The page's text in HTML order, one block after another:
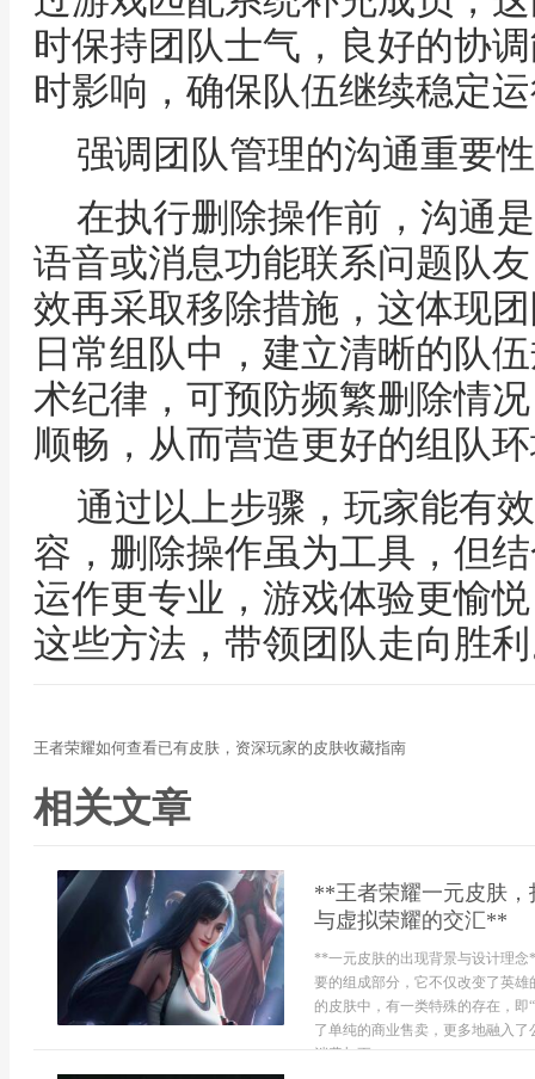
时保持团队士气，良好的协
时影响，确保队伍继续稳定
强调团队管理的沟通重要性
在执行删除操作前，沟通
语音或消息功能联系问题队
效再采取移除措施，这体现
日常组队中，建立清晰的队
术纪律，可预防频繁删除情
顺畅，从而营造更好的组队
通过以上步骤，玩家能有
容，删除操作虽为工具，但
运作更专业，游戏体验更愉
这些方法，带领团队走向胜
王者荣耀如何查看已有皮肤，资深玩家的皮肤收藏指南
相关文章
**王者荣耀一元皮肤
与虚拟荣耀的交汇**
**一元皮肤的出现背景与设计理
要的组成部分，它不仅改变了英
的皮肤中，有一类特殊的存在，
了单纯的商业售卖，更多地融入
消费与更...